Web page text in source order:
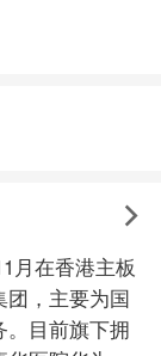
月在香港主板
团，主要为国
。目前旗下拥